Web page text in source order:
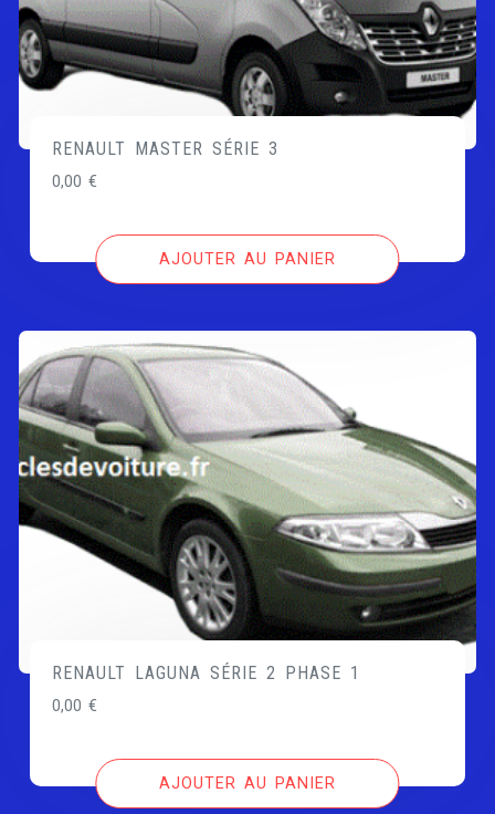
RENAULT MASTER SÉRIE 3
0,00€
AJOUTER AU PANIER
RENAULT LAGUNA SÉRIE 2 PHASE 1
0,00€
AJOUTER AU PANIER